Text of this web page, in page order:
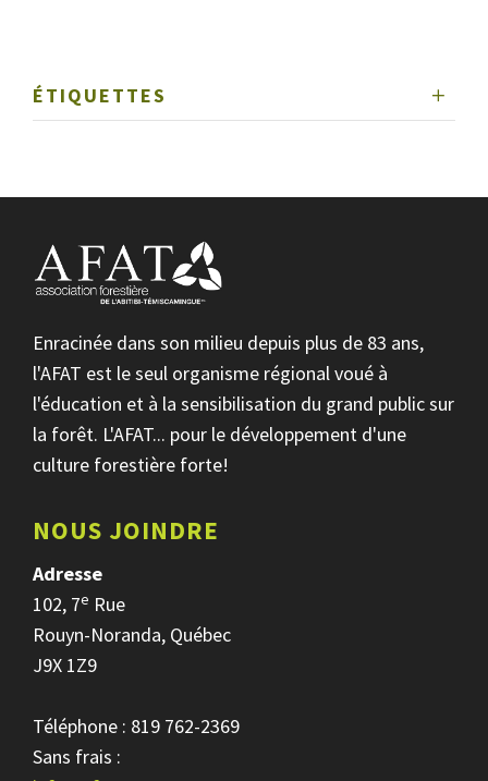
ÉTIQUETTES
Enracinée dans son milieu depuis plus de 83 ans,
l'AFAT est le seul organisme régional voué à
l'éducation et à la sensibilisation du grand public sur
la forêt. L'AFAT... pour le développement d'une
culture forestière forte!
NOUS JOINDRE
Adresse
102, 7e Rue
Rouyn-Noranda, Québec
J9X 1Z9
Téléphone : 819 762-2369
Sans frais :